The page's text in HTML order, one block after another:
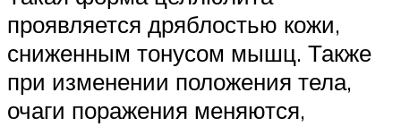
проявляется дряблостью кожи,
сниженным тонусом мышц. Также
при изменении положения тела,
очаги поражения меняются,